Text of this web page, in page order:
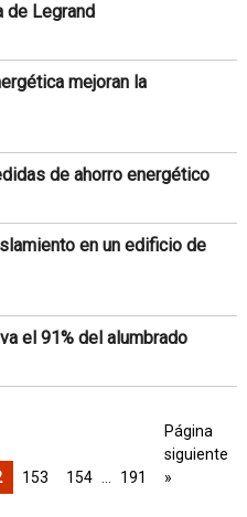
de Legrand
mejoran la
de ahorro energético
en un edificio de
el 91% del alumbrado
153 154 191
Página
siguiente
»